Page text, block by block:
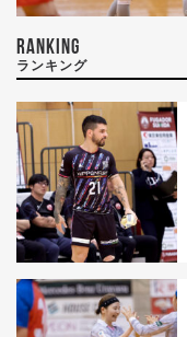
RANKING
ランキング